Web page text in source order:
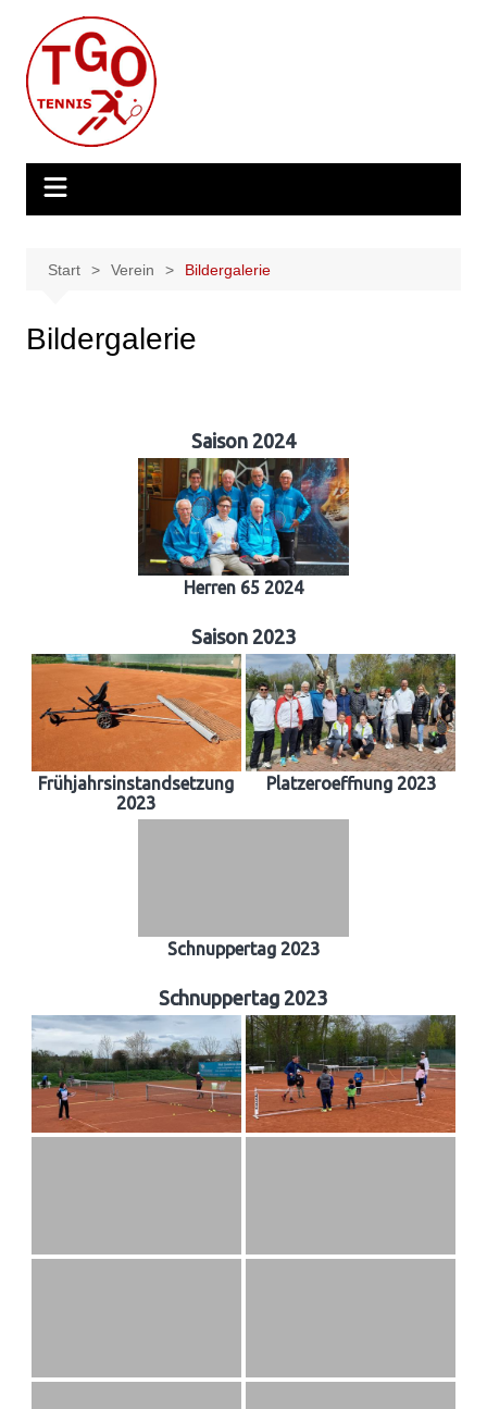
Inhalt
springen
Start Verein Bildergalerie
Bildergalerie
Saison 2024
Herren 65 2024
Saison 2023
Frühjahrsinstandsetzung
2023
Platzeroeffnung 2023
Schnuppertag 2023
Schnuppertag 2023